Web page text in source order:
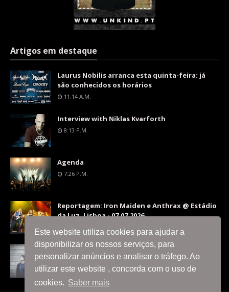
Este website utiliza cookies para ajudar a
disponibilizar os nossos serviços, para
personalizar anúncios e analisar o tráfego. Ao
utilizar este website , concorda com o uso de
cookies. Saber mais
Artigos em destaque
Laurus Nobilis arranca esta quinta-feira: já
são conhecidos os horários
11:14 A.m.
Interview with Niklas Kvarforth
8:13 P.m.
Agenda
7:26 P.m.
Reportagem: Iron Maiden e Anthrax @ Estádio
da Luz, Lisboa - 07.07.2026
9:36 P.m.
Interview with Silent Skies
8:06 P.m.